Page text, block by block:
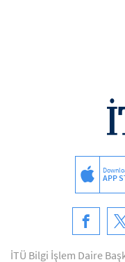
APP
İTÜ Bilgi İşlem Daire